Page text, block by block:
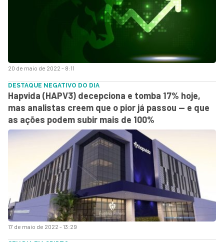
20 de maio de 2022 - 8:11
17 de maio de 2022 - 13:29
DESTAQUE NEGATIVO DO DIA
Hapvida (HAPV3) decepciona e tomba 17% hoje,
mas analistas creem que o pior já passou — e que
as ações podem subir mais de 100%